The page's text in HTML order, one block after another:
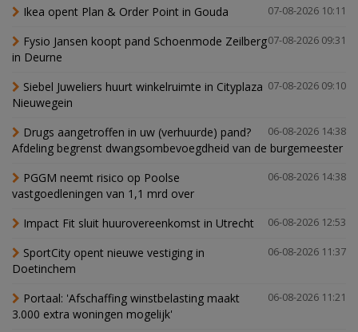
07-08-2026 10:11
Ikea opent Plan & Order Point in Gouda
07-08-2026 09:31
Fysio Jansen koopt pand Schoenmode Zeilberg
in Deurne
07-08-2026 09:10
Siebel Juweliers huurt winkelruimte in Cityplaza
Nieuwegein
06-08-2026 14:38
Drugs aangetroffen in uw (verhuurde) pand?
Afdeling begrenst dwangsombevoegdheid van de burgemeester
06-08-2026 14:38
PGGM neemt risico op Poolse
vastgoedleningen van 1,1 mrd over
06-08-2026 12:53
Impact Fit sluit huurovereenkomst in Utrecht
06-08-2026 11:37
SportCity opent nieuwe vestiging in
Doetinchem
06-08-2026 11:21
Portaal: 'Afschaffing winstbelasting maakt
3.000 extra woningen mogelijk'